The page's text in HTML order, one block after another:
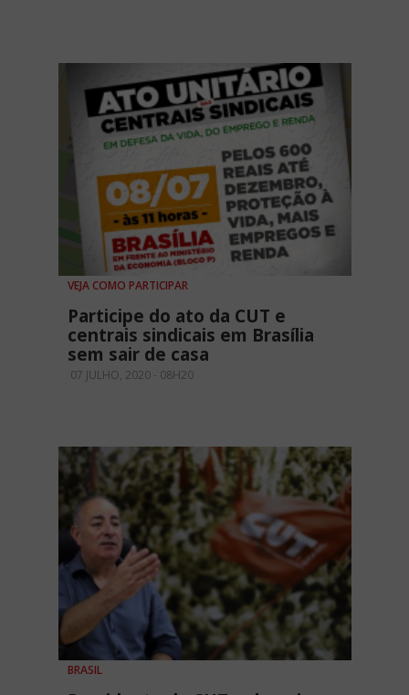
VEJA COMO PARTICIPAR
Participe do ato da CUT e
centrais sindicais em Brasília
sem sair de casa
07 JULHO, 2020 - 08H20
BRASIL